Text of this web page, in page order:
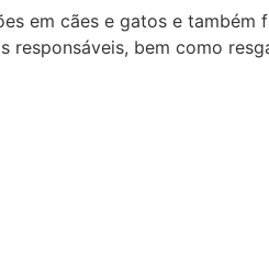
em cães e gatos e também
responsáveis, bem como